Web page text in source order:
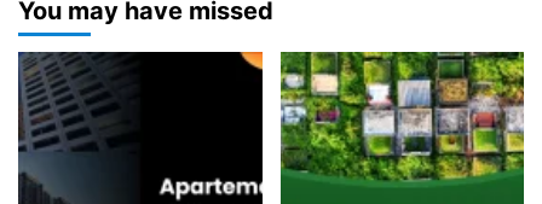
You may have missed